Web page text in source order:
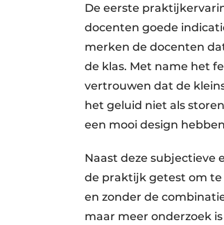
De eerste
docenten goede
merken de docenten
de klas. Met name het
vertrouwen dat de
het geluid niet als
een mooi design
Naast deze
de praktijk getest om te
en zonder de
maar meer onderzoek